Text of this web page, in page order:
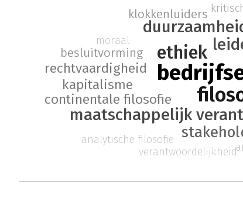
ethiek
maatschappelijk
continentale filosofie
kapitalisme
rechtvaardigheid
besluitvorming
klokkenluiders
moraal
verantwoordelijkheid
analytische filosofie